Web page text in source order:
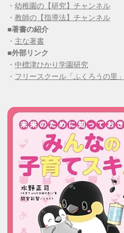
・ 幼稚園の【研究】チャンネル
・ 教師の【指導法】チャンネル
■著書の紹介
・ 主な著書
■外部リンク
・ 中標津ひかり学園研究
・ フリースクール「ふくろうの里」